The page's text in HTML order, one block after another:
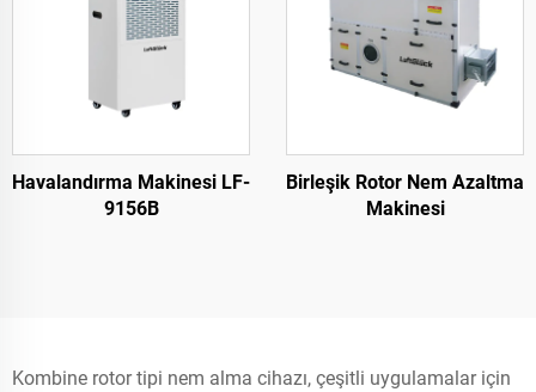
Havalandırma Makinesi LF-
9156B
Birleşik Rotor Nem Azaltma
Makinesi
Kombine rotor tipi nem alma cihazı, çeşitli uygulamalar için